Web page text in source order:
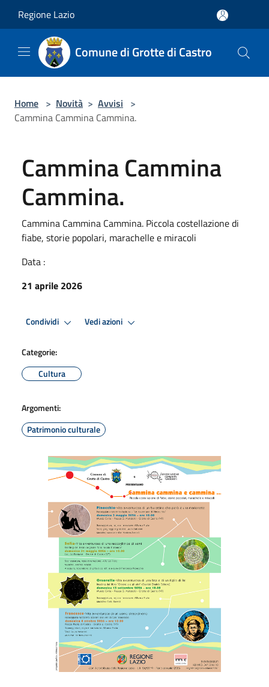
Regione Lazio
Comune di Grotte di Castro
Home > Novità > Avvisi >
Cammina Cammina Cammina.
Cammina Cammina
Cammina.
Cammina Cammina Cammina. Piccola costellazione di
fiabe, storie popolari, marachelle e miracoli
Data :
21 aprile 2026
Condividi Vedi azioni
Categorie:
Cultura
Argomenti:
Patrimonio culturale